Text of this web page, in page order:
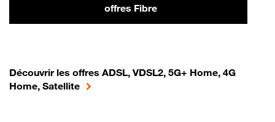
offres Fibre
Découvrir les offres ADSL, VDSL2, 5G+ Home, 4G
Home, Satellite